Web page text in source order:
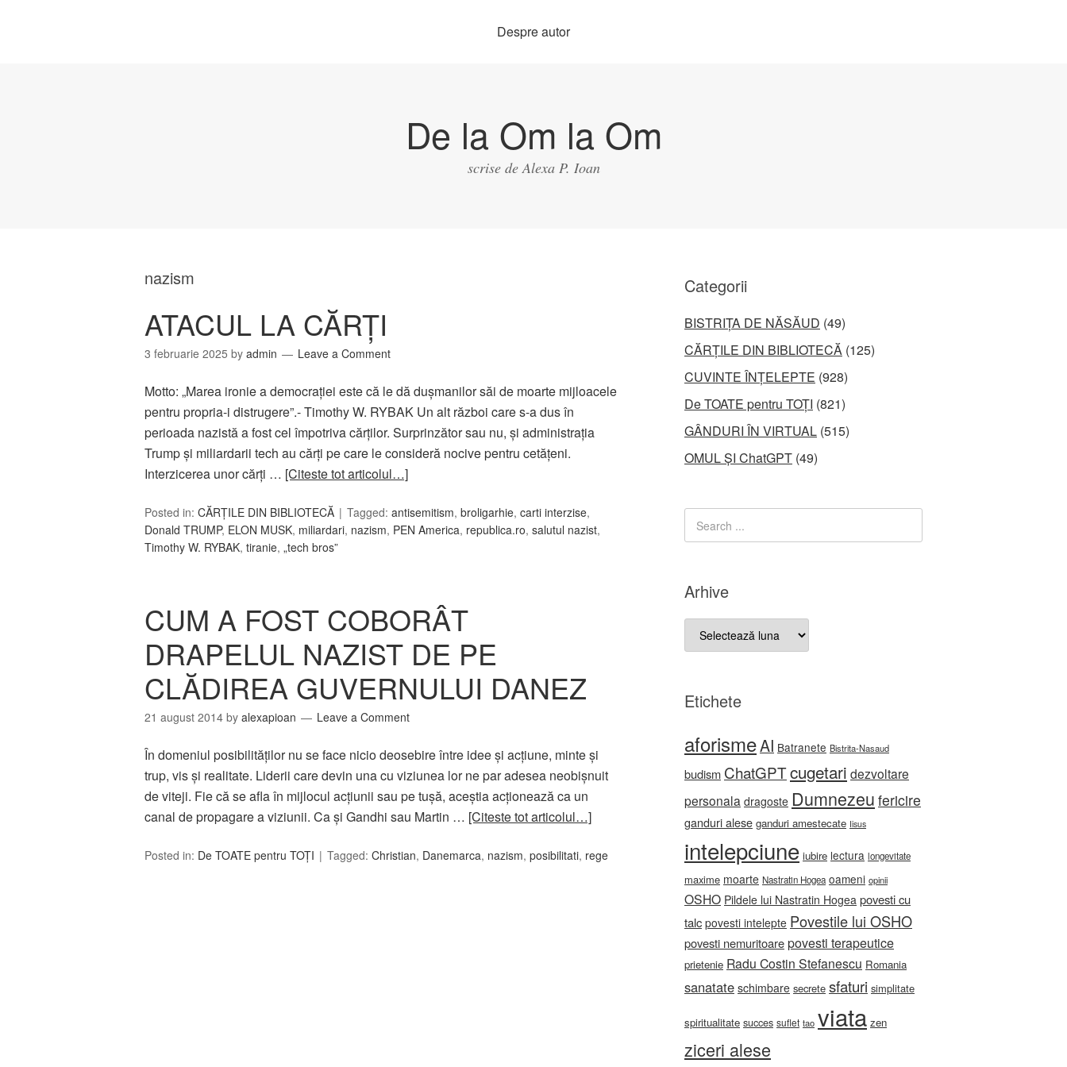
Despre autor
De la Om la Om
scrise de Alexa P. Ioan
nazism
ATACUL LA CĂRȚI
3 februarie 2025 by admin Leave a Comment
Motto: „Marea ironie a democrației este că le dă dușmanilor săi de moarte mijloacele
pentru propria-i distrugere”.- Timothy W. RYBAK Un alt război care s-a dus în
perioada nazistă a fost cel împotriva cărților. Surprinzător sau nu, și administrația
Trump și miliardarii tech au cărți pe care le consideră nocive pentru cetățeni.
Interzicerea unor cărți … [Citeste tot articolul…]
Posted in: CĂRȚILE DIN BIBLIOTECĂ Tagged: antisemitism, broligarhie, carti interzise,
Donald TRUMP, ELON MUSK, miliardari, nazism, PEN America, republica.ro, salutul nazist,
Timothy W. RYBAK, tiranie, „tech bros”
CUM A FOST COBORÂT
DRAPELUL NAZIST DE PE
CLĂDIREA GUVERNULUI DANEZ
21 august 2014 by alexapioan Leave a Comment
În domeniul posibilităţilor nu se face nicio deosebire între idee şi acţiune, minte şi
trup, vis şi realitate. Liderii care devin una cu viziunea lor ne par adesea neobişnuit
de viteji. Fie că se afla în mijlocul acţiunii sau pe tuşă, aceştia acţionează ca un
canal de propagare a viziunii. Ca şi Gandhi sau Martin … [Citeste tot articolul…]
Posted in: De TOATE pentru TOȚI Tagged: Christian, Danemarca, nazism, posibilitati, rege
Categorii
BISTRIȚA DE NĂSĂUD (49)
CĂRȚILE DIN BIBLIOTECĂ (125)
CUVINTE ÎNȚELEPTE (928)
De TOATE pentru TOȚI (821)
GÂNDURI ÎN VIRTUAL (515)
OMUL ȘI ChatGPT (49)
Arhive
Arhive
Etichete
aforismeAI Batranete Bistrita-Nasaud
budism ChatGPTcugetari dezvoltare
personala dragoste Dumnezeu fericire
ganduri alese ganduri amestecate Iisus
intelepciune iubire lectura longevitate
maxime moarte Nastratin Hogea oameni opinii
OSHO Pildele lui Nastratin Hogea povesti cu
talc povesti intelepte Povestile lui OSHO
povesti nemuritoarepovesti terapeutice
prietenie Radu Costin Stefanescu Romania
sanatate schimbare secrete sfaturi simplitate
spiritualitate succes suflet tao viata zen
ziceri alese